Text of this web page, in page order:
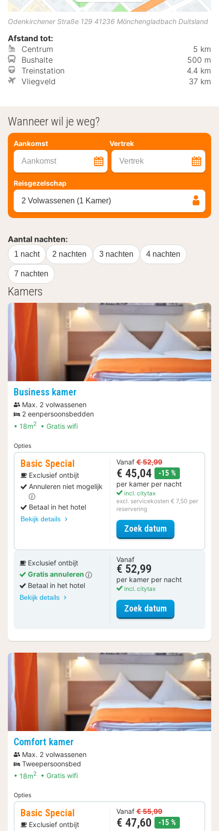
Odenkirchener Straße 129 41236 Mönchengladbach Duitsland
Afstand tot:
Centrum
5 km
Bushalte
500 m
Treinstation
4.4 km
Vliegveld
37 km
Wanneer wil je weg?
Aankomst Vertrek
Aankomst Vertrek
Reisgezelschap
2 Volwassenen (1 Kamer)
Aantal nachten:
1 nacht 2 nachten 3 nachten 4 nachten
7 nachten
Kamers
Business kamer
Max. 2 volwassenen
2 eenpersoonsbedden
18m2 Gratis wifi
Opties
Basic Special
Exclusief ontbijt
Annuleren niet mogelijk
Betaal in het hotel
Bekijk details
Vanaf € 52,99
€ 45,04 -15 %
per kamer per nacht
incl. citytax
excl. servicekosten € 7,50 per
reservering
Zoek datumvoor Basic
Exclusief ontbijt
Gratis annuleren
Betaal in het hotel
Bekijk details
Vanaf
€ 52,99
per kamer per nacht
incl. citytax
Zoek datumvoor Business
Comfort kamer
Max. 2 volwassenen
Tweepersoonsbed
18m2 Gratis wifi
Opties
Basic Special
Exclusief ontbijt
Vanaf € 55,99
€ 47,60 -15 %